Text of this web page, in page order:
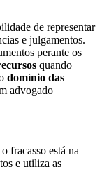
de representar
e julgamentos.
perante os
quando
domínio das
advogado
fracasso está na
e utiliza as